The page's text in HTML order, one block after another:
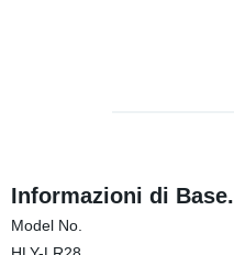
Informazioni di Base.
Model No.